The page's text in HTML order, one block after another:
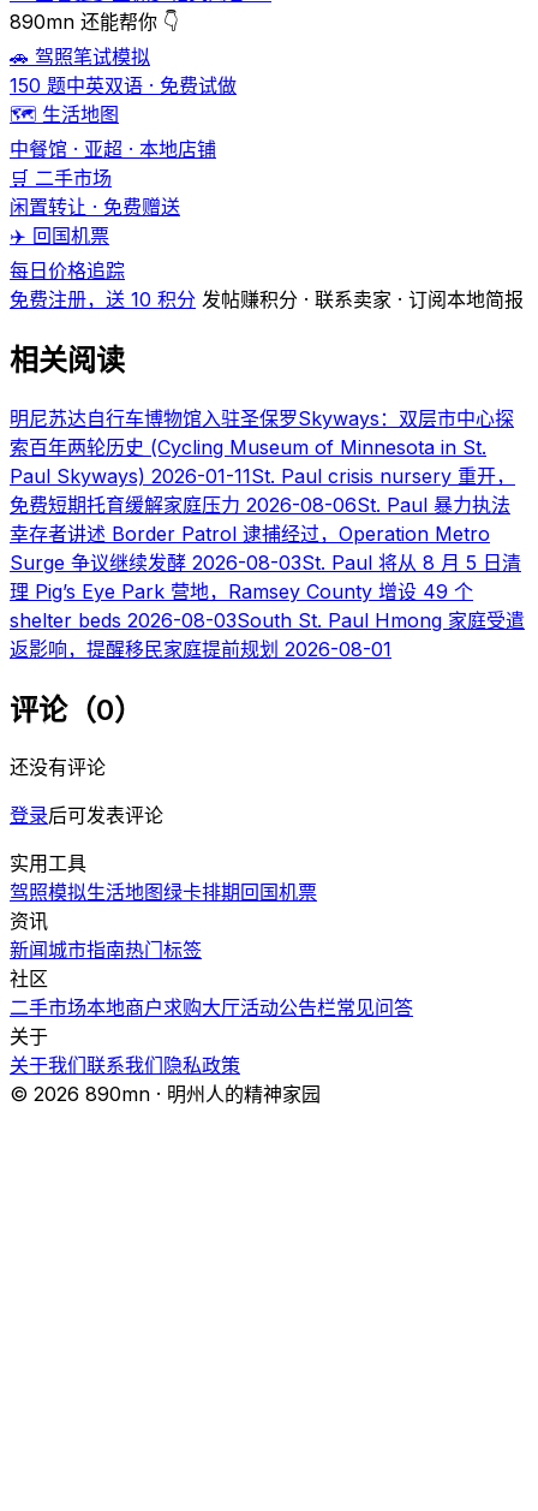
890mn 还能帮你 👇
🚗 驾照笔试模拟
150 题中英双语 · 免费试做
🗺️ 生活地图
中餐馆 · 亚超 · 本地店铺
🛒 二手市场
闲置转让 · 免费赠送
✈️ 回国机票
每日价格追踪
免费注册，送 10 积分 发帖赚积分 · 联系卖家 · 订阅本地简报
相关阅读
明尼苏达自行车博物馆入驻圣保罗Skyways：双层市中心探
索百年两轮历史 (Cycling Museum of Minnesota in St.
Paul Skyways) 2026-01-11St. Paul crisis nursery 重开，
免费短期托育缓解家庭压力 2026-08-06St. Paul 暴力执法
幸存者讲述 Border Patrol 逮捕经过，Operation Metro
Surge 争议继续发酵 2026-08-03St. Paul 将从 8 月 5 日清
理 Pig’s Eye Park 营地，Ramsey County 增设 49 个
shelter beds 2026-08-03South St. Paul Hmong 家庭受遣
返影响，提醒移民家庭提前规划 2026-08-01
评论（0）
还没有评论
登录后可发表评论
实用工具
驾照模拟生活地图绿卡排期 回国机票
资讯
新闻城市指南热门标签
社区
二手市场本地商户求购大厅活动公告栏常见问答
关于
关于我们联系我们 隐私政策
© 2026 890mn · 明州人的精神家园